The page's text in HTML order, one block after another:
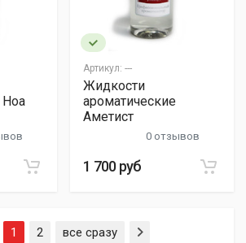
Ноа
Артикул: ---
Жидкости
ароматические
Аметист
0 отзывов
1 700 руб
1 2 все сразу